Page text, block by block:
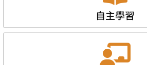
自主學習